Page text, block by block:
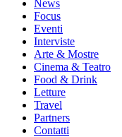
News
Focus
Eventi
Interviste
Arte & Mostre
Cinema & Teatro
Food & Drink
Letture
Travel
Partners
Contatti